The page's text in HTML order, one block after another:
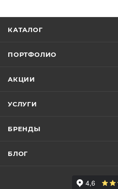
КАТАЛОГ
ПОРТФОЛИО
АКЦИИ
УСЛУГИ
БРЕНДЫ
БЛОГ